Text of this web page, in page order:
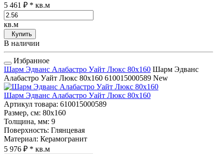
5 461 ₽ * кв.м
кв.м
Купить
В наличии
Избранное
Шарм Эдванс Алабастро Уайт Люкс 80x160 Шарм Эдванс
Алабастро Уайт Люкс 80x160 610015000589 New
Шарм Эдванс Алабастро Уайт Люкс 80x160
Артикул товара: 610015000589
Размер, см: 80x160
Толщина, мм: 9
Поверхность: Глянцевая
Материал: Керамогранит
5 976 ₽ * кв.м